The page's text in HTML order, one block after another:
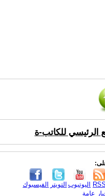
الرئيسي للكاتب-ة
الفيسبوك التويتر اليوتيوب RSS
عامة